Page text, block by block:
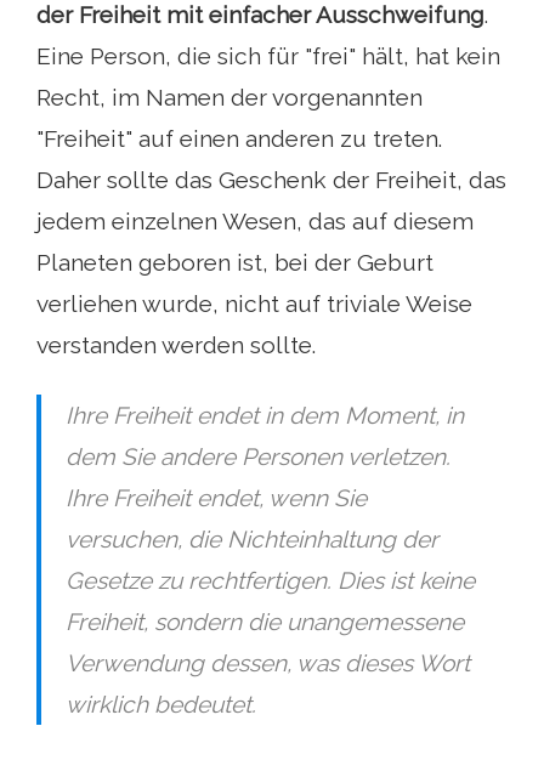
der Freiheit mit einfacher Ausschweifung.
Eine Person, die sich für "frei" hält, hat kein
Recht, im Namen der vorgenannten
"Freiheit" auf einen anderen zu treten.
Daher sollte das Geschenk der Freiheit, das
jedem einzelnen Wesen, das auf diesem
Planeten geboren ist, bei der Geburt
verliehen wurde, nicht auf triviale Weise
verstanden werden sollte.
Ihre Freiheit endet in dem Moment, in
dem Sie andere Personen verletzen.
Ihre Freiheit endet, wenn Sie
versuchen, die Nichteinhaltung der
Gesetze zu rechtfertigen. Dies ist keine
Freiheit, sondern die unangemessene
Verwendung dessen, was dieses Wort
wirklich bedeutet.